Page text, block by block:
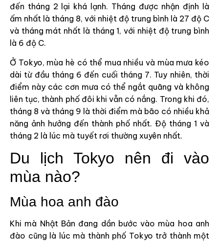
đến tháng 2 lại khá lạnh. Tháng được nhận định là
ấm nhất là tháng 8, với nhiệt độ trung bình là 27 độ C
và tháng mát nhất là tháng 1, với nhiệt độ trung bình
là 6 độ C.
Ở Tokyo, mùa hè có thể mua nhiều và mùa mưa kéo
dài từ đầu tháng 6 đến cuối tháng 7. Tuy nhiên, thời
điểm này các cơn mưa có thể ngắt quãng và không
liên tục, thành phố đôi khi vẫn có nắng. Trong khi đó,
tháng 8 và tháng 9 là thời điểm mà bão có nhiều khả
năng ảnh hưởng đến thành phố nhất. Độ tháng 1 và
tháng 2 là lúc mà tuyết rơi thường xuyên nhất.
Du lịch Tokyo nên đi vào
mùa nào?
Mùa hoa anh đào
Khi mà Nhật Bản đang dần bước vào mùa hoa anh
đào cũng là lúc mà thành phố Tokyo trở thành một